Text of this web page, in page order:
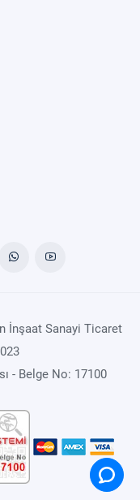
İnşaat Sanayi Ticaret
- Belge No: 17100